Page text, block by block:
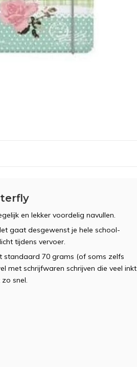
en lekker voordelig navullen.
gaat desgewenst je hele school-
tijdens vervoer.
standaard 70 grams (of soms zelfs
met schrijfwaren schrijven die veel inkt
snel.